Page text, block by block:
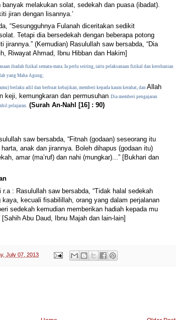
melakukan solat, sedekah dan puasa (ibadat).
jiran dengan lisannya.’
“Sesungguhnya Fulanah diceritakan sedikit
Tetapi dia bersedekah dengan beberapa potong
jirannya.” (Kemudian) Rasulullah saw bersabda, “Dia
Riwayat Ahmad, Ibnu Hibban dan Hakim]
ibadah fizikal semata-mata. Ia perlu seiring, iaitu pelaksanaan fizikal dan kerohanian
yang Maha Agung;
berlaku adil dan berbuat kebajikan, memberi kepada kaum kerabat, dan Allah
keji, kemungkaran dan permusuhan. Dia memberi pengajaran
pelajaran. (Surah An-Nahl [16] : 90)
saw bersabda, “Fitnah (godaan) seseorang itu
anak dan jirannya. Boleh dihapus (godaan itu)
amar (ma’ruf) dan nahi (mungkar)...” [Bukhari dan
r.a : Rasulullah saw bersabda, “Tidak halal sedekah
kaya, kecuali fisabilillah, orang yang dalam perjalanan
sedekah kemudian memberikan hadiah kepada mu
[Sahih Abu Daud, Ibnu Majah dan lain-lain]
July 07, 2013